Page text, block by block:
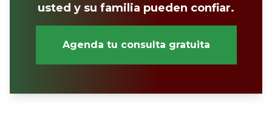
usted y su familia pueden confiar.
Agenda tu consulta gratuita